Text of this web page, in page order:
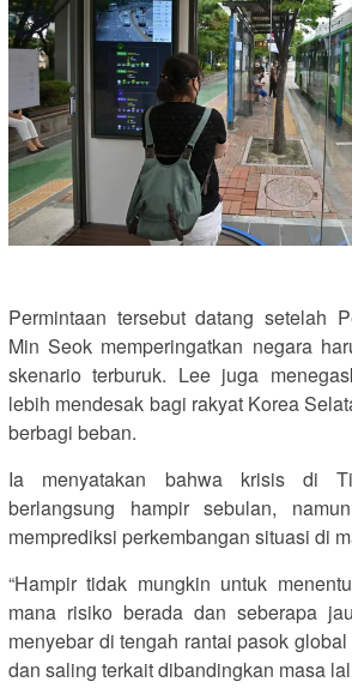
Permintaan tersebut datang setelah
Min Seok memperingatkan negara
skenario terburuk. Lee juga
lebih mendesak bagi rakyat Korea
berbagi beban.
Ia menyatakan bahwa krisis di
berlangsung hampir sebulan,
memprediksi perkembangan situasi di
“Hampir tidak mungkin untuk
mana risiko berada dan seberapa
menyebar di tengah rantai pasok
dan saling terkait dibandingkan masa